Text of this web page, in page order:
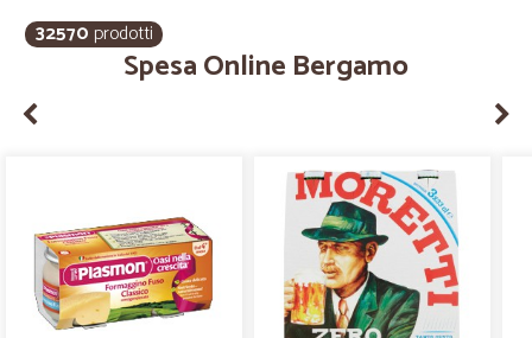
32570 prodotti
Spesa Online Bergamo